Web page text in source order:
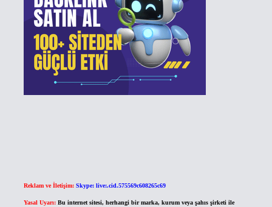
Reklam ve İletişim: Skype: live:.cid.575569c608265c69
Yasal Uyarı: Bu internet sitesi, herhangi bir marka, kurum veya şahıs şirketi ile